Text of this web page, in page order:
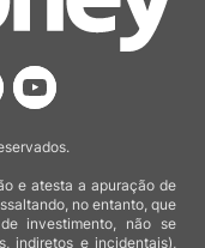
e atesta a apuração de
no entanto, que
investimento, não se
indiretos e incidentais),